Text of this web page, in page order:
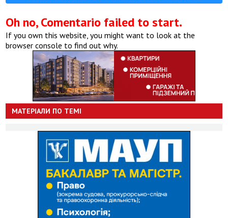
Oh no, Comentario failed to start.
If you own this website, you might want to look at the
browser console to find out why.
МАТЕРІАЛИ ПО ТЕМІ